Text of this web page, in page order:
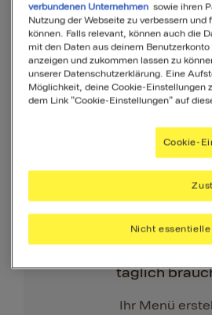
45
von 100
MyMenu
Ist diese
MyMenuIQ hilft Dir,
täglich
Ihr Menü
verbundenen Unternehmensowie ihren
Nutzung der Webseite zu verbessern
können. Falls relevant, können auch die
mit den Daten aus deinem
anzeigen und zukommen lassen zu
unserer Datenschutzerklärung. Eine
Möglichkeit, deine Cookie-Einstellungen
dem Link "Cookie-Einstellungen" auf
Cookie-
Nicht